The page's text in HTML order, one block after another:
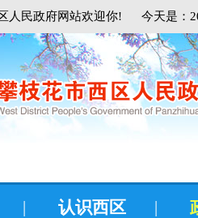
人民政府网站欢迎你! 今天是：
| 认识西区 |